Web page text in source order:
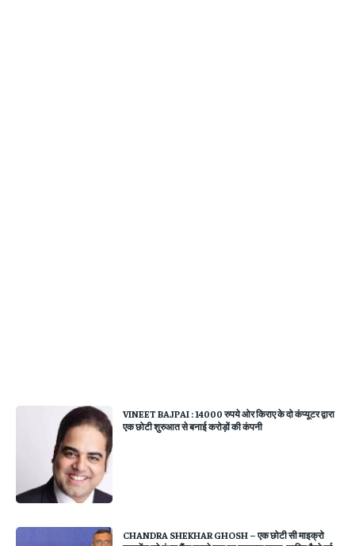
VINEET BAJPAI : 14000 रुपये ओर किराए के दो कंप्यूटर द्वारा
एक छोटी शुरुआत से बनाई करोड़ों की कंपनी
CHANDRA SHEKHAR GHOSH – एक छोटी सी माइक्रो